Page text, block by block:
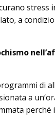
stress
a
di
a
perché